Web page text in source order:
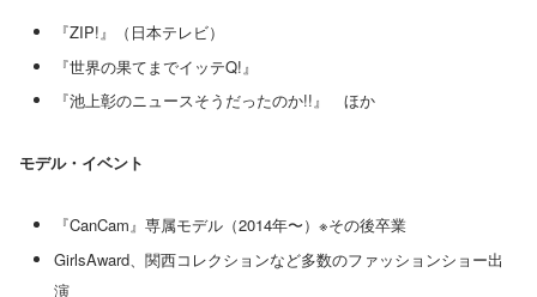
『ZIP!』（日本テレビ）
『世界の果てまでイッテQ!』
『池上彰のニュースそうだったのか!!』 ほか
モデル・イベント
『CanCam』専属モデル（2014年〜）※その後卒業
GirlsAward、関西コレクションなど多数のファッションショー出
演